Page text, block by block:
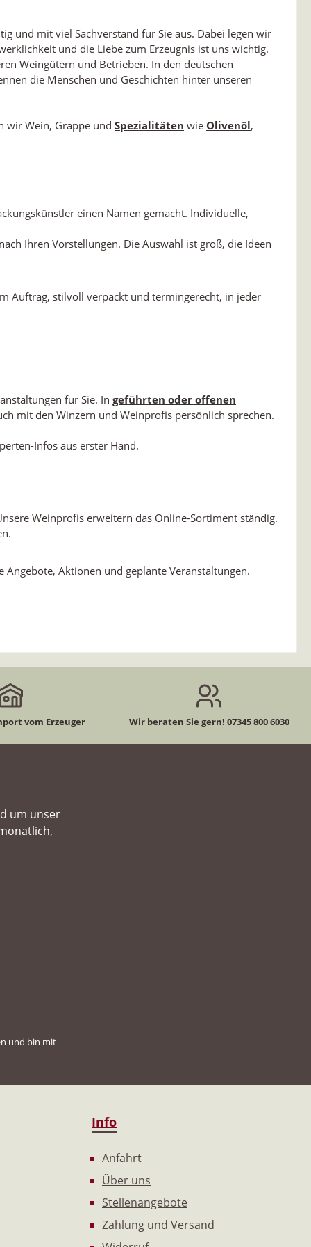
und mit viel Sachverstand für Sie aus. Dabei legen wir
und die Liebe zum Erzeugnis ist uns wichtig.
Weingütern und Betrieben. In den deutschen
die Menschen und Geschichten hinter unseren
wir Wein, Grappe und Spezialitäten wie Olivenöl,
einen Namen gemacht. Individuelle,
Ihren Vorstellungen. Die Auswahl ist groß, die Ideen
Auftrag, stilvoll verpackt und termingerecht, in jeder
für Sie. In geführten oder offenen
mit den Winzern und Weinprofis persönlich sprechen.
Infos aus erster Hand.
Weinprofis erweitern das Online-Sortiment ständig.
Aktionen und geplante Veranstaltungen.
vom Erzeuger Wir beraten Sie gern! 07345 800 6030
um unser
und bin mit
Info
Anfahrt
Über uns
Stellenangebote
Zahlung und Versand